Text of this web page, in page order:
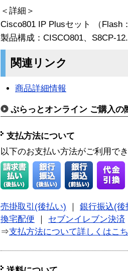
＜詳細＞
Cisco801 IP Plusセット （Flash
製品構成：CISCO801、S8CP-
関連リンク
商品詳細情報
ぷらっとオンライン ご購入の
支払方法について
以下のお支払い方法がご利用で
売掛取引(後払い) ｜ 銀行振込(後
換宅配便 ｜ セブンイレブン決済
⇒支払方法について詳しくはこ